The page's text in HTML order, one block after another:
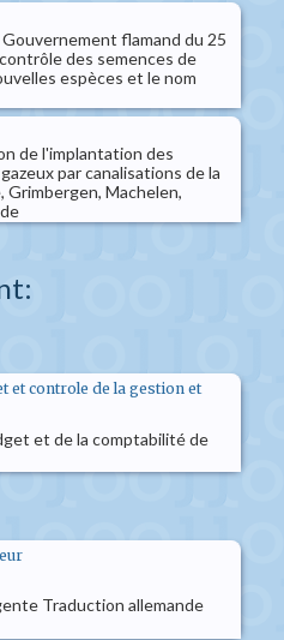
flamand du 25
des semences de
espèces et le nom
de l'implantation des
par canalisations de la
Grimbergen, Machelen,
et controle de la gestion et
et de la comptabilité de
Traduction allemande